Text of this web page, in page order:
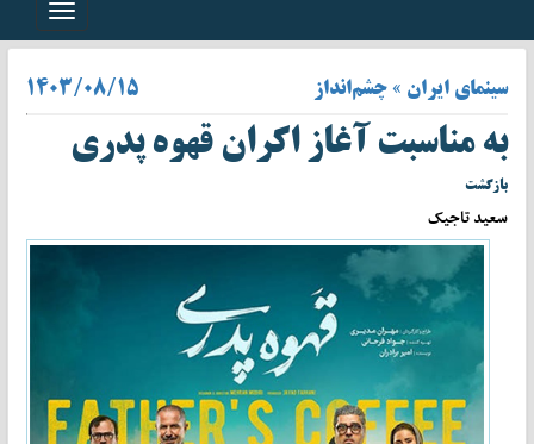
Toggle
سینمای ایران » چشم‌انداز 1403/08/15
به مناسبت آغاز اکران قهوه پدری
بازگشت
سعید تاجیک